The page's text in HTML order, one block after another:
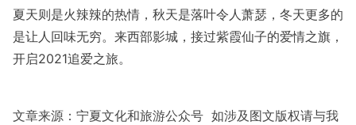
夏天则是火辣辣的热情，秋天是落叶令人萧瑟，冬天更多的
是让人回味无穷。来西部影城，接过紫霞仙子的爱情之旗，
开启2021追爱之旅。
文章来源：宁夏文化和旅游公众号 如涉及图文版权请与我